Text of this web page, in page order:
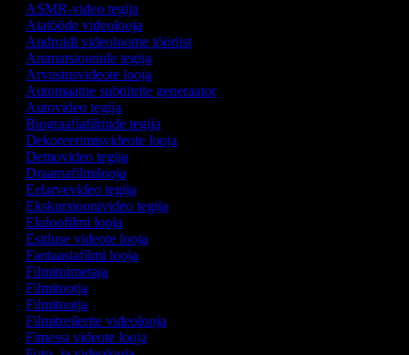
ASMR-video tegija
Aiatööde videolooja
Androidi videoloome tööriist
Animatsioonide tegija
Arvustusvideote looja
Automaatne subtiitrite generaator
Autovideo tegija
Biograafiafilmide tegija
Dekoreerimisvideote looja
Demovideo tegija
Draamafilmilooja
Eelarvevideo tegija
Ekskursioonivideo tegija
Eluloofilmi looja
Esitluse videote looja
Fantaasiafilmi looja
Filmitoimetaja
Filmitootja
Filmitootja
Filmitreilerite videolooja
Fitnessi videote looja